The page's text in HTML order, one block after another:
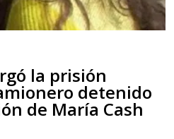
la prisión
detenido
de María Cash